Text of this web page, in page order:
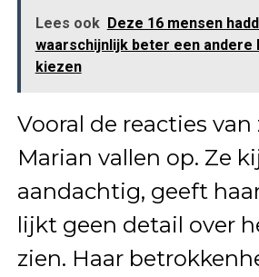
Lees ook Deze 16 mensen
waarschijnlijk beter een andere
kiezen
Vooral de reacties
Marian vallen op. Ze
aandachtig, geeft
lijkt geen detail over
zien. Haar